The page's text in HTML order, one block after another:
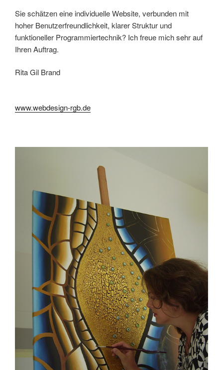
Sie schätzen eine individuelle Website, verbunden mit
hoher Benutzerfreundlichkeit, klarer Struktur und
funktioneller Programmiertechnik? Ich freue mich sehr auf
Ihren Auftrag.
Rita Gil Brand
www.webdesign-rgb.de